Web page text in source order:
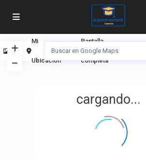
cargando...
Ver
Mi
Ubicación
Pantalla
completa